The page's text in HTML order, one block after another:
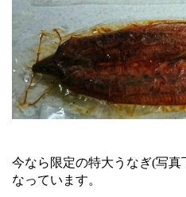
今なら限定の特大うなぎ(写
なっています。